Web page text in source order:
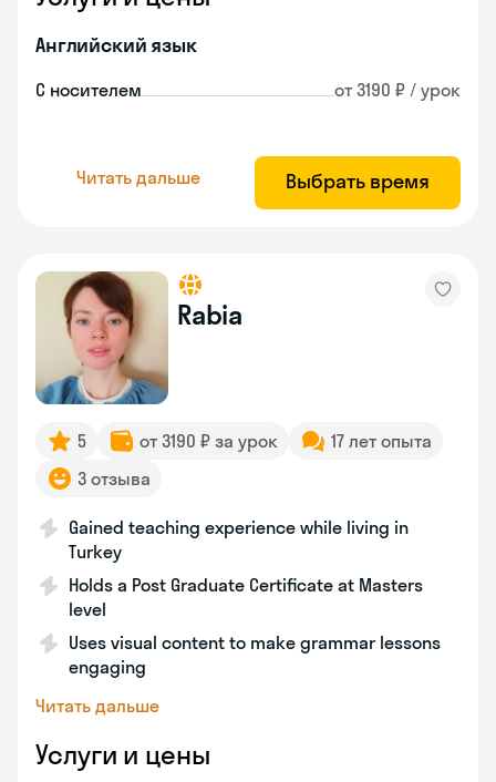
Английский язык
С носителем от 3190 ₽ / урок
Читать дальше Выбрать время
Rabia
5 от 3190 ₽ за урок
17 лет опыта
3 отзыва
Gained teaching experience while living in
Turkey
Holds a Post Graduate Certificate at Masters
level
Uses visual content to make grammar lessons
engaging
Читать дальше
Услуги и цены